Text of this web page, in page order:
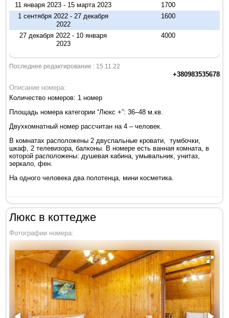
11 января 2023 - 15 марта 2023
1700
1 сентября 2022 - 27 декабря
2022
1600
27 декабря 2022 - 10 января
2023
4000
Последнее редактирование : 15.11.22
+380983535678
Описание номера:
Количество номеров: 1 номер
Площадь номера категории “Люкс +”: 36–48 м.кв.
Двухкомнатный номер рассчитан на 4 – человек.
В комнатах расположены 2 двуспальные кровати, тумбочки,
шкаф, 2 телевизора, балконы. В номере есть ванная комната, в
которой расположены: душевая кабина, умывальник, унитаз,
зеркало, фен.
На одного человека два полотенца, мини косметика.
Люкс в коттедже
Фотографии номера: